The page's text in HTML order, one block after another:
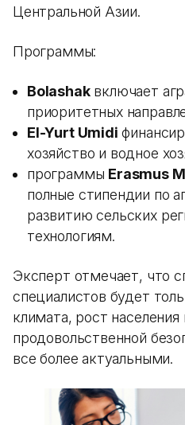
Центральной Азии.
Программы:
Bolashakвключает
приоритетных
El-Yurt Umidi
хозяйство и водное
программы Erasmus
полные стипендии по
развитию сельских
технологиям.
Эксперт отмечает, что
специалистов будет
климата, рост
продовольственной
все более актуальными.